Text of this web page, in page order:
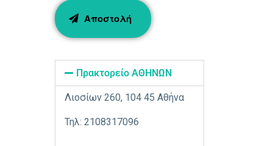
Πρακτορείο ΑΘΗΝΩΝ
Λιοσίων 260, 104 45 Αθήνα
Τηλ: 2108317096